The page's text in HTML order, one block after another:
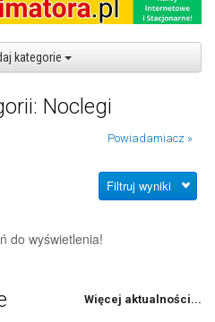
kategorie
Noclegi
Powiadamiacz »
Filtruj wyniki
do wyświetlenia!
Więcej aktualności...